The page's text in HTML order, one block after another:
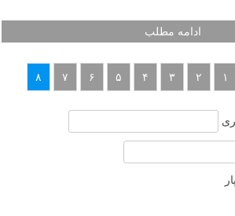
ادامه مطلب
۱ ۲ ۳ ۴ ۵ ۶ ۷ ۸